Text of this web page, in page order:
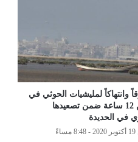
خرقاً وانتهاكاً لمليشيات الحوثي في
أقل من 12 ساعة ضمن تصعيدها
في الحديدة